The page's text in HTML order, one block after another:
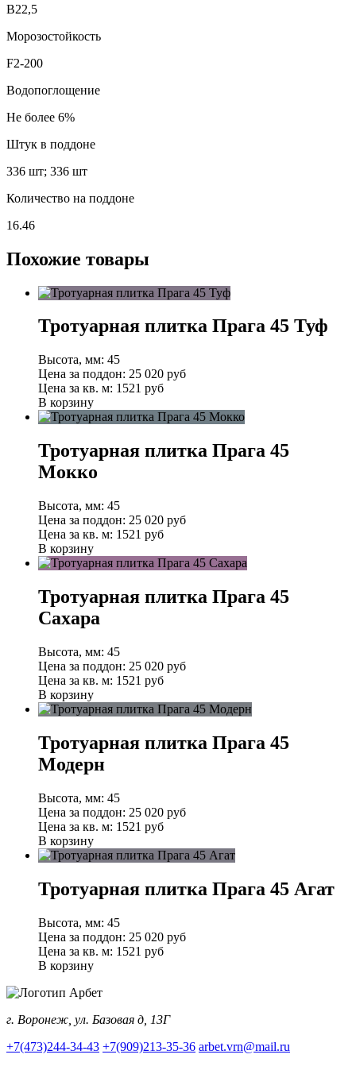
В22,5
Морозостойкость
F2-200
Водопоглощение
Не более 6%
Штук в поддоне
336 шт; 336 шт
Количество на поддоне
16.46
Похожие товары
Тротуарная плитка Прага 45 Туф
Высота, мм: 45
Цена за поддон: 25 020 руб
Цена за кв. м: 1521 руб
В корзину
Тротуарная плитка Прага 45
Мокко
Высота, мм: 45
Цена за поддон: 25 020 руб
Цена за кв. м: 1521 руб
В корзину
Тротуарная плитка Прага 45
Сахара
Высота, мм: 45
Цена за поддон: 25 020 руб
Цена за кв. м: 1521 руб
В корзину
Тротуарная плитка Прага 45
Модерн
Высота, мм: 45
Цена за поддон: 25 020 руб
Цена за кв. м: 1521 руб
В корзину
Тротуарная плитка Прага 45 Агат
Высота, мм: 45
Цена за поддон: 25 020 руб
Цена за кв. м: 1521 руб
В корзину
г. Воронеж, ул. Базовая д, 13Г
+7(473)244-34-43 +7(909)213-35-36 arbet.vrn@mail.ru